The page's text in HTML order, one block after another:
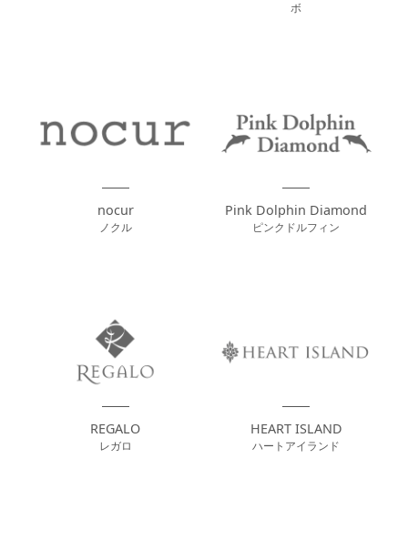
ボ
nocur
ノクル
Pink Dolphin Diamond
ピンクドルフィン
REGALO
レガロ
HEART ISLAND
ハートアイランド